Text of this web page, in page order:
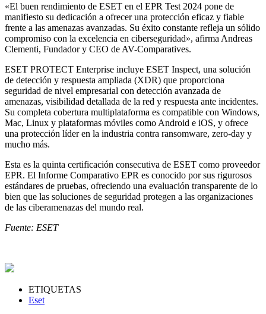
«El buen rendimiento de ESET en el EPR Test 2024 pone de
manifiesto su dedicación a ofrecer una protección eficaz y fiable
frente a las amenazas avanzadas. Su éxito constante refleja un sólido
compromiso con la excelencia en ciberseguridad», afirma Andreas
Clementi, Fundador y CEO de AV-Comparatives.
ESET PROTECT Enterprise incluye ESET Inspect, una solución
de detección y respuesta ampliada (XDR) que proporciona
seguridad de nivel empresarial con detección avanzada de
amenazas, visibilidad detallada de la red y respuesta ante incidentes.
Su completa cobertura multiplataforma es compatible con Windows,
Mac, Linux y plataformas móviles como Android e iOS, y ofrece
una protección líder en la industria contra ransomware, zero-day y
mucho más.
Esta es la quinta certificación consecutiva de ESET como proveedor
EPR. El Informe Comparativo EPR es conocido por sus rigurosos
estándares de pruebas, ofreciendo una evaluación transparente de lo
bien que las soluciones de seguridad protegen a las organizaciones
de las ciberamenazas del mundo real.
Fuente: ESET
ETIQUETAS
Eset